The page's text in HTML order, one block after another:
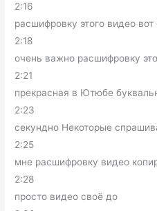
2:16
расшифровку этого видео вот
2:18
очень важно расшифровку
2:21
прекрасная в Ютюбе
2:23
секундно Некоторые
2:25
мне расшифровку видео
2:28
просто видео своё до